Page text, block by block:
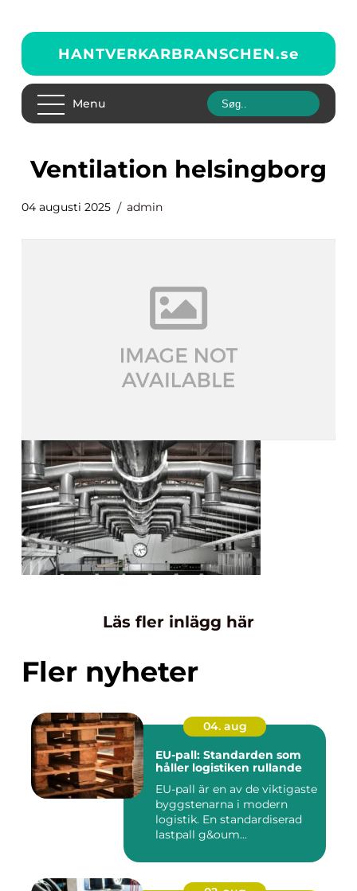
HANTVERKARBRANSCHEN.se
Menu
ventilation helsingborg
04 augusti 2025 admin
Läs fler inlägg här
Fler nyheter
04. aug
EU-pall: Standarden som
håller logistiken rullande
EU-pall är en av de viktigaste
byggstenarna i modern
logistik. En standardiserad
lastpall g&oum...